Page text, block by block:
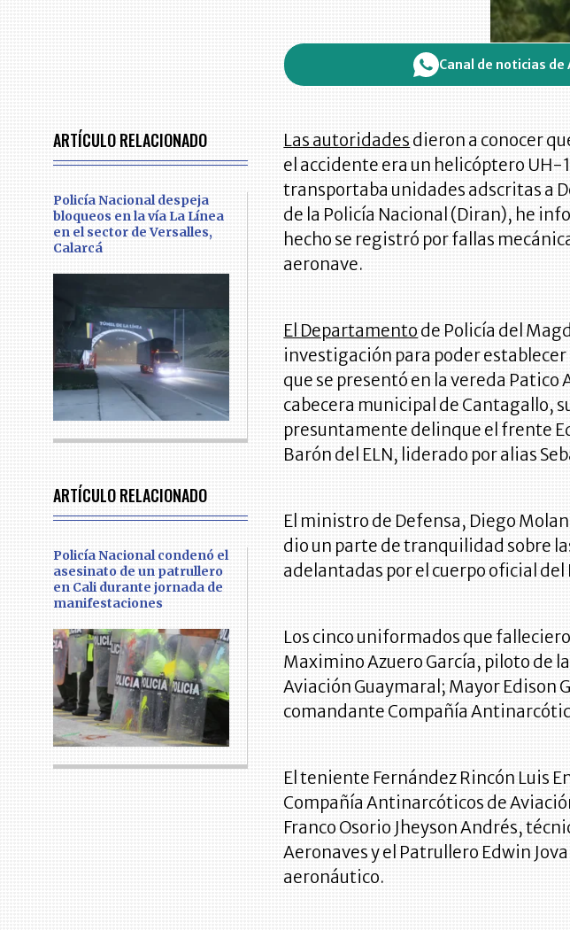
Canal de noticias
ARTÍCULO RELACIONADO
Policía Nacional despeja
bloqueos en la vía La Línea
en el sector de Versalles,
Calarcá
Las autoridades dieron a conocer
el accidente era un helicóptero UH-
transportaba unidades adscritas a
de la Policía Nacional (Diran), he
hecho se registró por fallas
aeronave.
ARTÍCULO RELACIONADO
Policía Nacional condenó el
asesinato de un patrullero
en Cali durante jornada de
manifestaciones
El Departamento de Policía del
investigación para poder establecer
que se presentó en la vereda Patico
cabecera municipal de Cantagallo,
presuntamente delinque el frente
Barón del ELN, liderado por alias
El ministro de Defensa, Diego
dio un parte de tranquilidad sobre
adelantadas por el cuerpo oficial
Los cinco uniformados que
Maximino Azuero García, piloto de
Aviación Guaymaral; Mayor Edison
comandante Compañía
El teniente Fernández Rincón Luis
Compañía Antinarcóticos de
Franco Osorio Jheyson Andrés,
Aeronaves y el Patrullero Edwin
aeronáutico.